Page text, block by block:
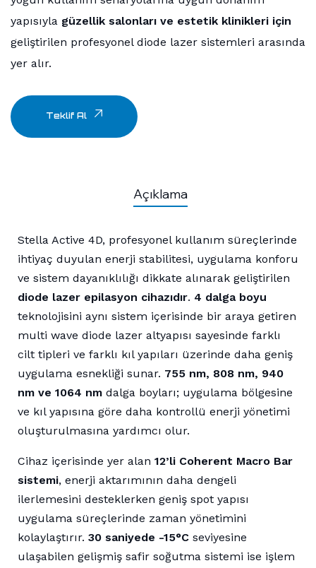
yapısıyla güzellik salonları ve estetik klinikleri için
geliştirilen profesyonel diode lazer sistemleri arasında
yer alır.
Teklif Al
Açıklama
Stella Active 4D, profesyonel kullanım süreçlerinde
ihtiyaç duyulan enerji stabilitesi, uygulama konforu
ve sistem dayanıklılığı dikkate alınarak geliştirilen
diode lazer epilasyon cihazıdır. 4 dalga boyu
teknolojisini aynı sistem içerisinde bir araya getiren
multi wave diode lazer altyapısı sayesinde farklı
cilt tipleri ve farklı kıl yapıları üzerinde daha geniş
uygulama esnekliği sunar. 755 nm, 808 nm, 940
nm ve 1064 nm dalga boyları; uygulama bölgesine
ve kıl yapısına göre daha kontrollü enerji yönetimi
oluşturulmasına yardımcı olur.
Cihaz içerisinde yer alan 12’li Coherent Macro Bar
sistemi, enerji aktarımının daha dengeli
ilerlemesini desteklerken geniş spot yapısı
uygulama süreçlerinde zaman yönetimini
kolaylaştırır. 30 saniyede -15°C seviyesine
ulaşabilen gelişmiş safir soğutma sistemi ise işlem